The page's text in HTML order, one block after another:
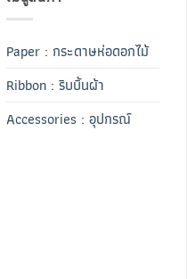
Paper : กระดาษห่อดอกไม้
Ribbon : ริบบิ้นผ้า
Accessories : อุปกรณ์